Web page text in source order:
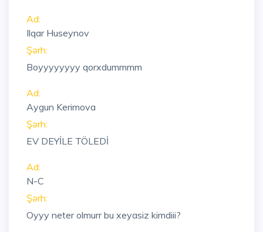
Ad:
Ilqar Huseynov
Şərh:
Boyyyyyyyy qorxdummmm
Ad:
Aygun Kerimova
Şərh:
EV DEYİLE TÖLEDİ
Ad:
N-C
Şərh:
Oyyy neter olmurr bu xeyasiz kimdiii?